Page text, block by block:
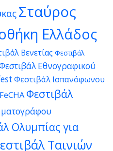
Σταύρος
Ελλάδος
Βενετίας Φεστιβάλ
Εθνογραφικού
Φεστιβάλ Ισπανόφωνου
Φεστιβάλ
Ολυμπίας για
Ταινιών